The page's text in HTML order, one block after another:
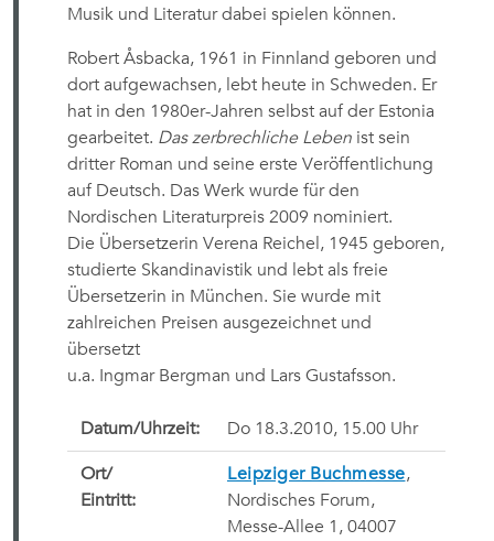
Musik und Literatur dabei spielen können.
Robert Åsbacka, 1961 in Finnland geboren und
dort aufgewachsen, lebt heute in Schweden. Er
hat in den 1980er-Jahren selbst auf der Estonia
gearbeitet. Das zerbrechliche Leben ist sein
dritter Roman und seine erste Veröffentlichung
auf Deutsch. Das Werk wurde für den
Nordischen Literaturpreis 2009 nominiert.
Die Übersetzerin Verena Reichel, 1945 geboren,
studierte Skandinavistik und lebt als freie
Übersetzerin in München. Sie wurde mit
zahlreichen Preisen ausgezeichnet und
übersetzt
u.a. Ingmar Bergman und Lars Gustafsson.
Datum/Uhrzeit: Do 18.3.2010, 15.00 Uhr
Ort/
Eintritt:
Leipziger Buchmesse,
Nordisches Forum,
Messe-Allee 1, 04007